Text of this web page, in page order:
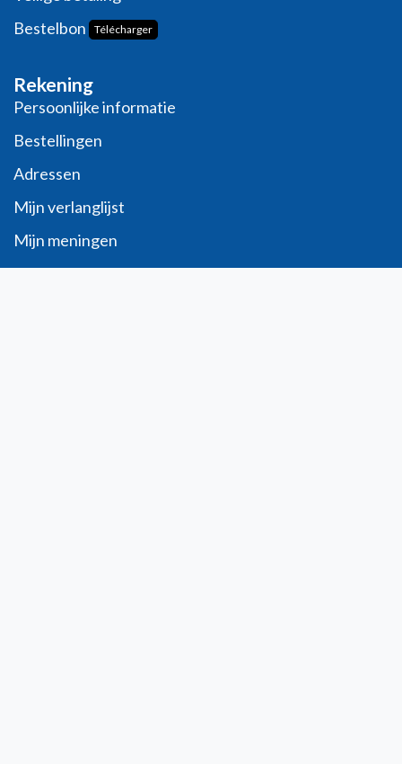
Bestelbon
Télécharger
Rekening
Persoonlijke informatie
Bestellingen
Adressen
Mijn verlanglijst
Mijn meningen